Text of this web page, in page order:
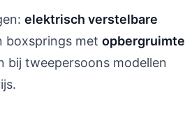
elektrisch verstelbare
boxsprings met opbergruimte
bij tweepersoons modellen